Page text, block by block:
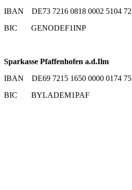
IBAN DE73 7216 0818 0002 5104 72
BIC GENODEF1INP
Sparkasse Pfaffenhofen a.d.Ilm
IBAN DE69 7215 1650 0000 0174 75
BIC BYLADEM1PAF